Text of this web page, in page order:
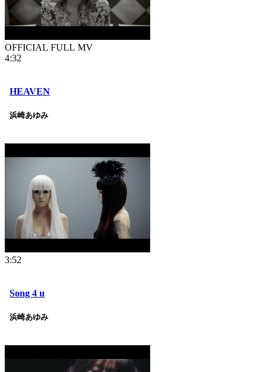
OFFICIAL FULL MV
4:32
HEAVEN
浜崎あゆみ
3:52
Song 4 u
浜崎あゆみ